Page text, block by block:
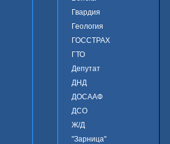
Гвардия
Геология
ГОССТРАХ
ГТО
Депутат
ДНД
ДОСААФ
ДСО
Ж/Д
"Зарница"